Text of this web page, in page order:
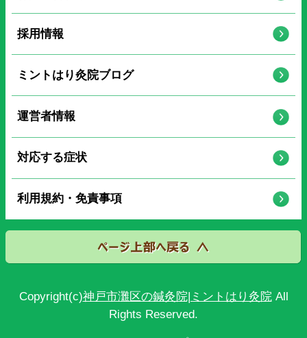
採用情報
ミントはり灸院ブログ
運営者情報
対応する症状
利用規約・免責事項
Copyright(c)神戸市灘区の鍼灸院|ミントはり灸院All
Rights Reserved.